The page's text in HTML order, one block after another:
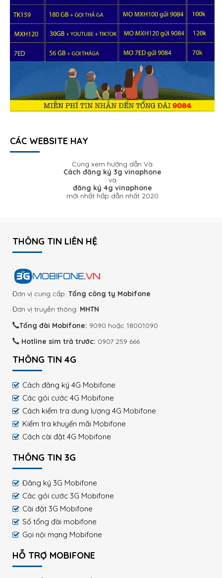
CÁC WEBSITE HAY
Cùng xem hướng dẫn Và
Cách đăng ký 3g vinaphone
và
đăng ký 4g vinaphone
mới nhất hấp dẫn nhất 2020
THÔNG TIN LIÊN HỆ
Đơn vị cung cấp: Tổng công ty Mobifone
Đơn vị truyền thông: MHTN
Tổng đài Mobifone: 9090 hoặc 18001090
Hotline sim trả trước: 0907 259 666
THÔNG TIN 4G
Cách đăng ký 4G Mobifone
Các gói cước 4G Mobifone
Cách kiểm tra dung lượng 4G Mobifone
Kiểm tra khuyến mãi Mobifone
Cách cài đặt 4G Mobifone
THÔNG TIN 3G
Đăng ký 3G Mobifone
Các gói cước 3G Mobifone
Cài đặt 3G Mobifone
Số tổng đài mobifone
Gọi nội mạng Mobifone
HỖ TRỢ MOBIFONE